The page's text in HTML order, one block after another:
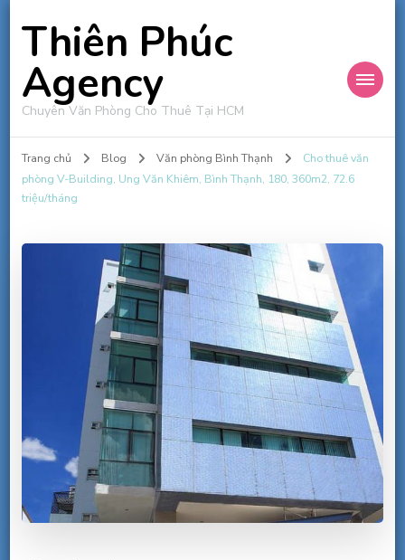
Thiên Phúc
Agency
Chuyên Văn Phòng Cho Thuê Tại HCM
Trang chủ Blog Văn phòng Bình Thạnh
Cho thuê văn
phòng V-Building, Ung Văn Khiêm, Bình Thạnh, 180, 360m2, 72.6
triệu/tháng